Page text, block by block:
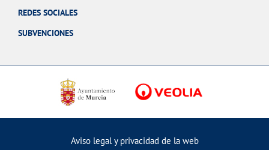
REDES SOCIALES
SUBVENCIONES
Aviso legal y privacidad de la web